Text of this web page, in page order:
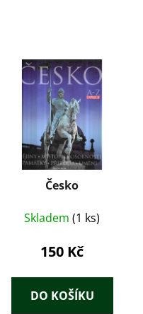
Česko
Skladem (1 ks)
150 Kč
DO KOŠÍKU